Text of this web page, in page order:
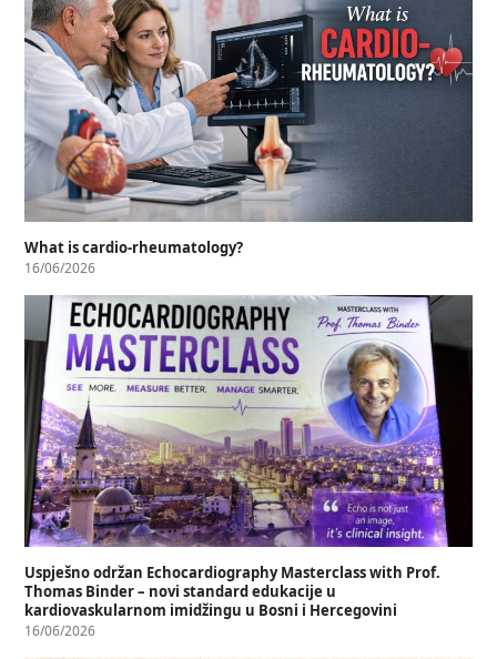
What is cardio-rheumatology?
16/06/2026
Uspješno održan Echocardiography Masterclass with Prof.
Thomas Binder – novi standard edukacije u
kardiovaskularnom imidžingu u Bosni i Hercegovini
16/06/2026